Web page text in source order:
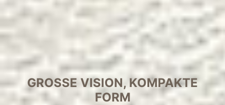
GROSSE VISION, KOMPAKTE
FORM